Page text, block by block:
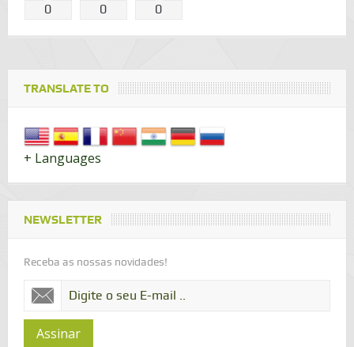
0 0 0
TRANSLATE TO
+ Languages
NEWSLETTER
Receba as nossas novidades!
Assinar